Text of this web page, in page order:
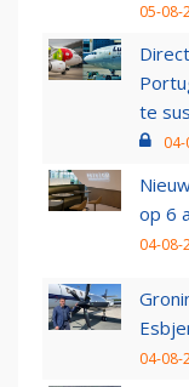
05-08-
te
op 6
04-08-
04-08-